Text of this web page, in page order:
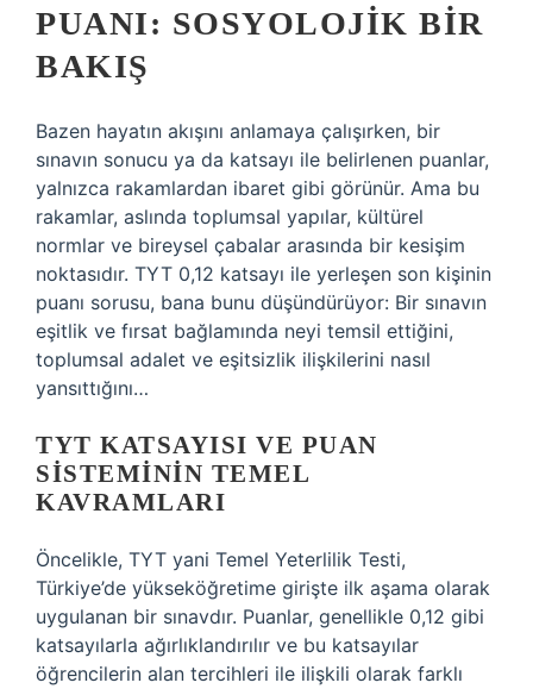
PUANI: SOSYOLOJIK BIR
BAKIŞ
Bazen hayatın akışını anlamaya çalışırken, bir
sınavın sonucu ya da katsayı ile belirlenen puanlar,
yalnızca rakamlardan ibaret gibi görünür. Ama bu
rakamlar, aslında toplumsal yapılar, kültürel
normlar ve bireysel çabalar arasında bir kesişim
noktasıdır. TYT 0,12 katsayı ile yerleşen son kişinin
puanı sorusu, bana bunu düşündürüyor: Bir sınavın
eşitlik ve fırsat bağlamında neyi temsil ettiğini,
toplumsal adalet ve eşitsizlik ilişkilerini nasıl
yansıttığını…
TYT KATSAYISI VE PUAN
SISTEMININ TEMEL
KAVRAMLARI
Öncelikle, TYT yani Temel Yeterlilik Testi,
Türkiye’de yükseköğretime girişte ilk aşama olarak
uygulanan bir sınavdır. Puanlar, genellikle 0,12 gibi
katsayılarla ağırlıklandırılır ve bu katsayılar
öğrencilerin alan tercihleri ile ilişkili olarak farklı